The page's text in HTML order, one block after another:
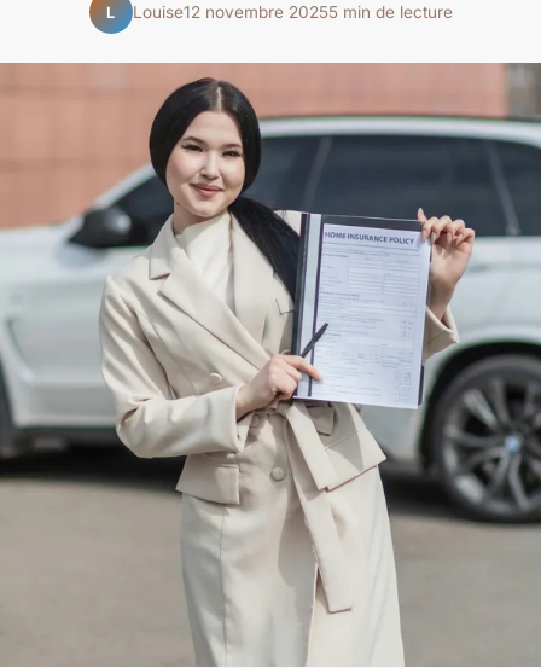
L Louise12 novembre 20255 min de lecture